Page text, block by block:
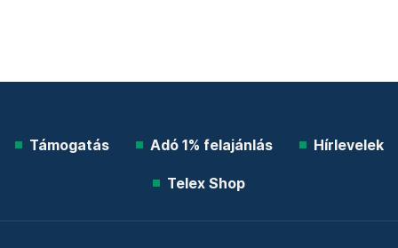
Támogatás Adó 1% felajánlás Hírlevelek
Telex Shop